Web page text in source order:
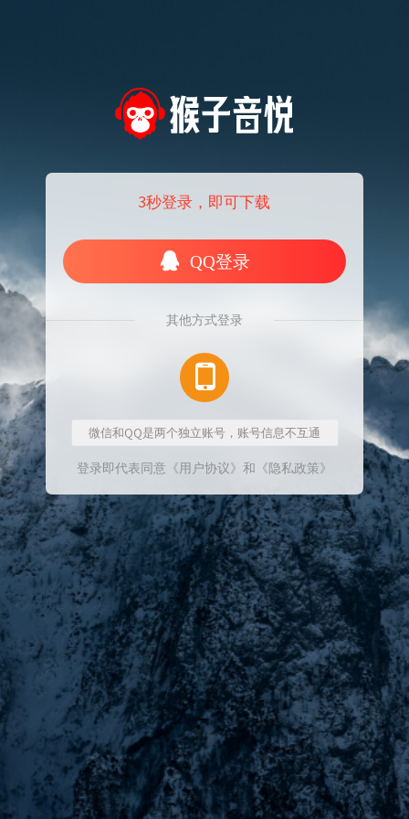
3秒登录，即可下载
QQ登录
其他方式登录
微信和QQ是两个独立账号，账号信息不互通
登录即代表同意 《用户协议》 和 《隐私政策》